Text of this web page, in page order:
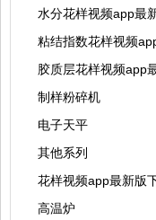
水分花样视频app最
粘结指数花样视频
胶质层花样视频app
制样粉碎机
电子天平
其他系列
花样视频app最新版
高温炉